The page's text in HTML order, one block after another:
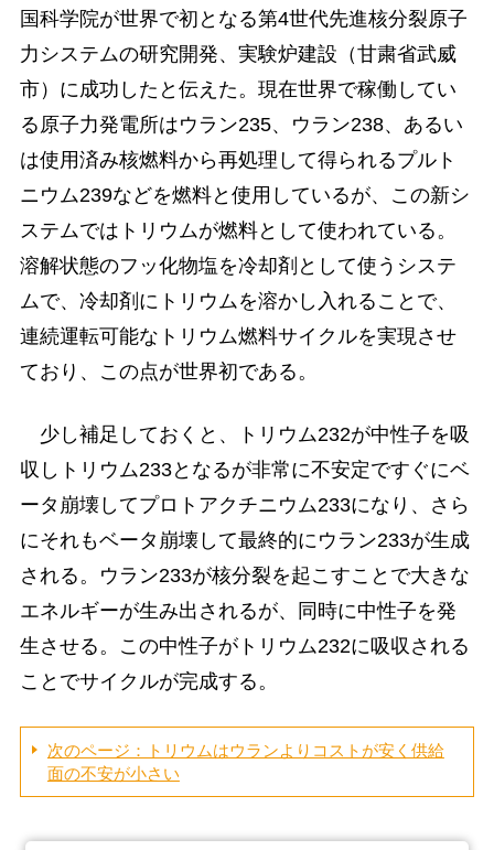
国科学院が世界で初となる第4世代先進核分裂原子
力システムの研究開発、実験炉建設（甘粛省武威
市）に成功したと伝えた。現在世界で稼働してい
る原子力発電所はウラン235、ウラン238、あるい
は使用済み核燃料から再処理して得られるプルト
ニウム239などを燃料と使用しているが、この新シ
ステムではトリウムが燃料として使われている。
溶解状態のフッ化物塩を冷却剤として使うシステ
ムで、冷却剤にトリウムを溶かし入れることで、
連続運転可能なトリウム燃料サイクルを実現させ
ており、この点が世界初である。
少し補足しておくと、トリウム232が中性子を吸
収しトリウム233となるが非常に不安定ですぐにベ
ータ崩壊してプロトアクチニウム233になり、さら
にそれもベータ崩壊して最終的にウラン233が生成
される。ウラン233が核分裂を起こすことで大きな
エネルギーが生み出されるが、同時に中性子を発
生させる。この中性子がトリウム232に吸収される
ことでサイクルが完成する。
次のページ：トリウムはウランよりコストが安く供給
面の不安が小さい